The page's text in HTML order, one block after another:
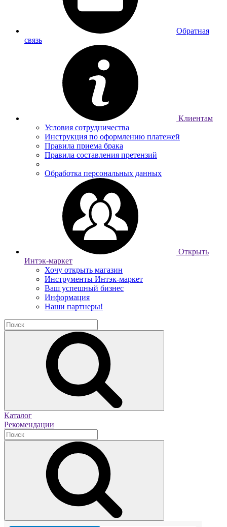
Обратная
связь
Клиентам
Условия сотрудничества
Инструкция по оформлению платежей
Правила приема брака
Правила составления претензий
Обработка персональных данных
Открыть
Интэк-маркет
Хочу открыть магазин
Инструменты Интэк-маркет
Ваш успешный бизнес
Информация
Наши партнеры!
Каталог
Рекомендации